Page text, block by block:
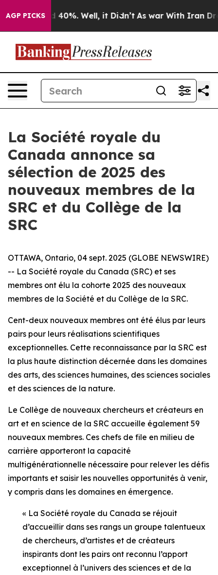
AGP PICKS
Around 40%. Well, it Didn’t As war With Iran
La Société royale du
Canada annonce sa
sélection de 2025 des
nouveaux membres de la
SRC et du Collège de la
SRC
OTTAWA, Ontario, 04 sept. 2025 (GLOBE NEWSWIRE)
-- La Société royale du Canada (SRC) et ses
membres ont élu la cohorte 2025 des nouveaux
membres de la Société et du Collège de la SRC.
Cent-deux nouveaux membres ont été élus par leurs
pairs pour leurs réalisations scientifiques
exceptionnelles. Cette reconnaissance par la SRC est
la plus haute distinction décernée dans les domaines
des arts, des sciences humaines, des sciences sociales
et des sciences de la nature.
Le Collège de nouveaux chercheurs et créateurs en
art et en science de la SRC accueille également 59
nouveaux membres. Ces chefs de file en milieu de
carrière apporteront la capacité
multigénérationnelle nécessaire pour relever les défis
importants et saisir les nouvelles opportunités à venir,
y compris dans les domaines en émergence.
« La Société royale du Canada se réjouit
d’accueillir dans ses rangs un groupe talentueux
de chercheurs, d’artistes et de créateurs
inspirants dont les pairs ont reconnu l’apport
exceptionnel à l’univers des sciences et de la